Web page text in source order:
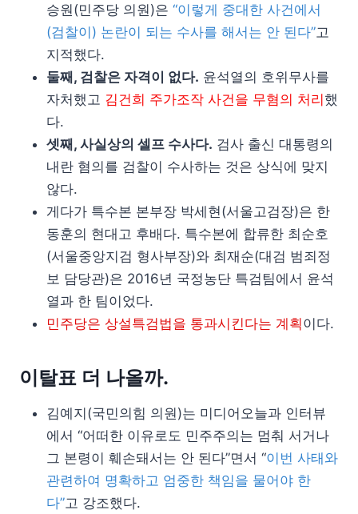
승원(민주당 의원)은 “이렇게 중대한 사건에서
(검찰이) 논란이 되는 수사를 해서는 안 된다”고
지적했다.
둘째, 검찰은 자격이 없다. 윤석열의 호위무사를
자처했고 김건희 주가조작 사건을 무혐의 처리했
다.
셋째, 사실상의 셀프 수사다. 검사 출신 대통령의
내란 혐의를 검찰이 수사하는 것은 상식에 맞지
않다.
게다가 특수본 본부장 박세현(서울고검장)은 한
동훈의 현대고 후배다. 특수본에 합류한 최순호
(서울중앙지검 형사부장)와 최재순(대검 범죄정
보 담당관)은 2016년 국정농단 특검팀에서 윤석
열과 한 팀이었다.
민주당은 상설특검법을 통과시킨다는 계획이다.
이탈표 더 나올까.
김예지(국민의힘 의원)는 미디어오늘과 인터뷰
에서 “어떠한 이유로도 민주주의는 멈춰 서거나
그 본령이 훼손돼서는 안 된다”면서 “이번 사태와
관련하여 명확하고 엄중한 책임을 물어야 한
다”고 강조했다.